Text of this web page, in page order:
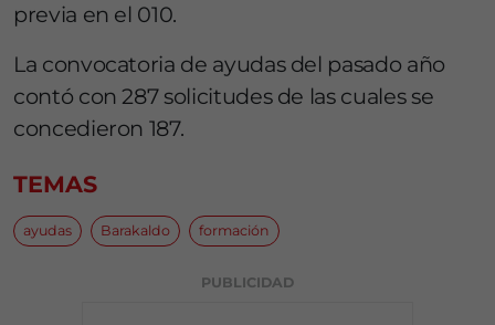
previa en el 010.
La convocatoria de ayudas del pasado año
contó con 287 solicitudes de las cuales se
concedieron 187.
TEMAS
ayudas Barakaldo formación
PUBLICIDAD